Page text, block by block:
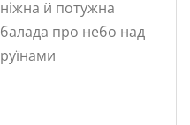
ніжна й потужна
балада про небо над
руїнами